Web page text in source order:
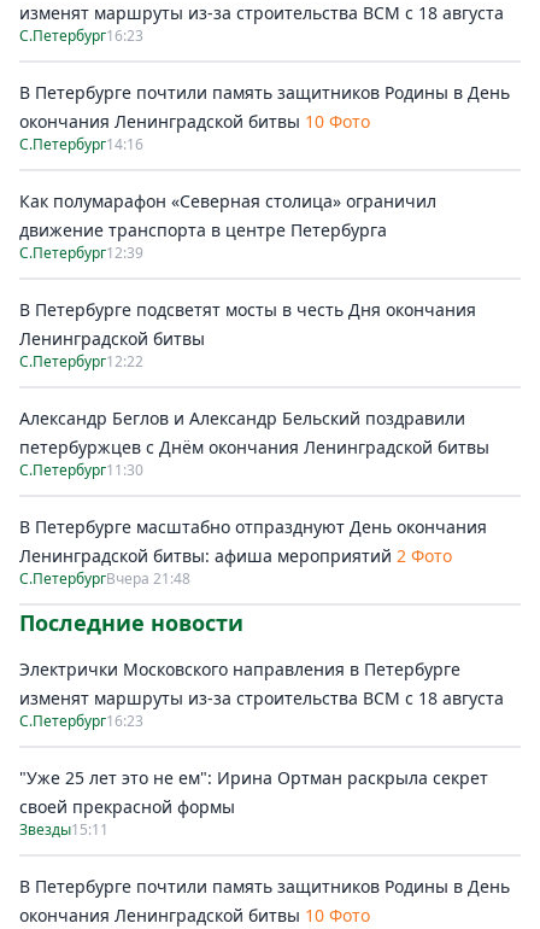
изменят маршруты из-за строительства ВСМ с 18 августа
С.Петербург16:23
В Петербурге почтили память защитников Родины в День
окончания Ленинградской битвы 10 Фото
С.Петербург14:16
Как полумарафон «Северная столица» ограничил
движение транспорта в центре Петербурга
С.Петербург12:39
В Петербурге подсветят мосты в честь Дня окончания
Ленинградской битвы
С.Петербург12:22
Александр Беглов и Александр Бельский поздравили
петербуржцев с Днём окончания Ленинградской битвы
С.Петербург11:30
В Петербурге масштабно отпразднуют День окончания
Ленинградской битвы: афиша мероприятий 2 Фото
С.ПетербургВчера 21:48
Последние новости
Электрички Московского направления в Петербурге
изменят маршруты из-за строительства ВСМ с 18 августа
С.Петербург16:23
"Уже 25 лет это не ем": Ирина Ортман раскрыла секрет
своей прекрасной формы
Звезды15:11
В Петербурге почтили память защитников Родины в День
окончания Ленинградской битвы 10 Фото